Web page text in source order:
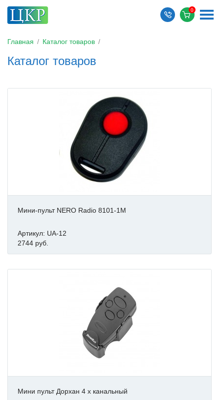
Главная / Каталог товаров /
Каталог товаров
Мини-пульт NERO Radio 8101-1M
Артикул: UA-12
2744 руб.
Мини пульт Дорхан 4 х канальный